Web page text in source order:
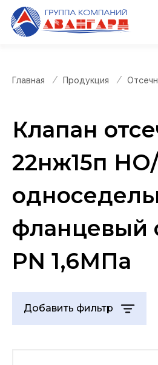
Главная Продукция
Клапан
22нж15п
PN 1,6МПа
Добавить фильтр